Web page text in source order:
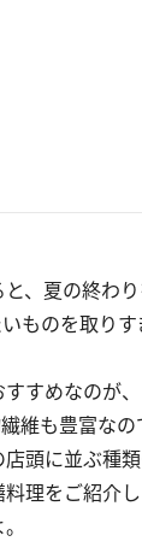
、夏の終わ
ものを取り
すめなのが
維も豊富なの
頭に並ぶ種
理をご紹介